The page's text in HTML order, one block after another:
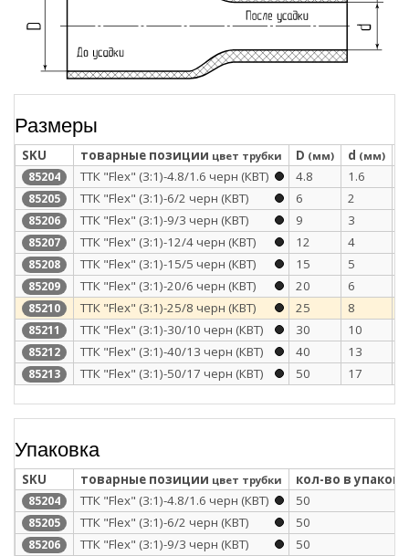
Размеры
SKU товарные позиции цвет трубки D (мм) d (мм)
85204 ТТК "Flex" (3:1)-4.8/1.6 черн (КВТ) 4.8 1.6
85205 ТТК "Flex" (3:1)-6/2 черн (КВТ) 6 2
85206 ТТК "Flex" (3:1)-9/3 черн (КВТ) 9 3
85207 ТТК "Flex" (3:1)-12/4 черн (КВТ) 12 4
85208 ТТК "Flex" (3:1)-15/5 черн (КВТ) 15 5
85209 ТТК "Flex" (3:1)-20/6 черн (КВТ) 20 6
85210 ТТК "Flex" (3:1)-25/8 черн (КВТ) 25 8
85211 ТТК "Flex" (3:1)-30/10 черн (КВТ) 30 10
85212 ТТК "Flex" (3:1)-40/13 черн (КВТ) 40 13
85213 ТТК "Flex" (3:1)-50/17 черн (КВТ) 50 17
Упаковка
SKU товарные позиции цвет трубки кол-во в
85204 ТТК "Flex" (3:1)-4.8/1.6 черн (КВТ) 50
85205 ТТК "Flex" (3:1)-6/2 черн (КВТ) 50
85206 ТТК "Flex" (3:1)-9/3 черн (КВТ) 50